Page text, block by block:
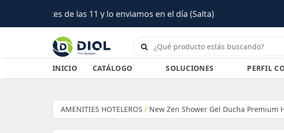
INICIO CATÁLOGO SOLUCIONES PERFIL
AMENITIES HOTELEROS / New Zen Shower Gel Ducha Premium